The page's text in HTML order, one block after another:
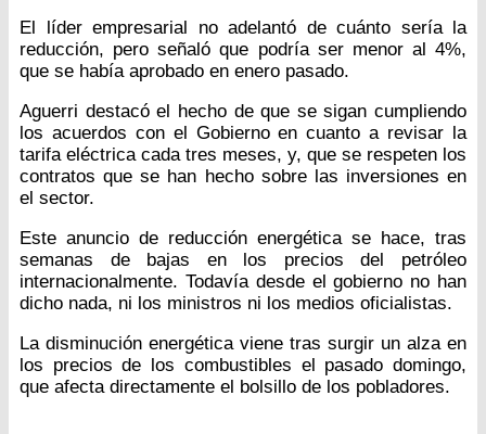
El líder empresarial no adelantó de cuánto sería la
reducción, pero señaló que podría ser menor al 4%,
que se había aprobado en enero pasado.
Aguerri destacó el hecho de que se sigan cumpliendo
los acuerdos con el Gobierno en cuanto a revisar la
tarifa eléctrica cada tres meses, y, que se respeten los
contratos que se han hecho sobre las inversiones en
el sector.
Este anuncio de reducción energética se hace, tras
semanas de bajas en los precios del petróleo
internacionalmente. Todavía desde el gobierno no han
dicho nada, ni los ministros ni los medios oficialistas.
La disminución energética viene tras surgir un alza en
los precios de los combustibles el pasado domingo,
que afecta directamente el bolsillo de los pobladores.